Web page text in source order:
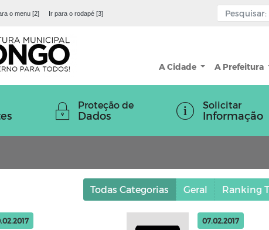
o menu [2] Ir para o rodapé [3]
A Cidade A Prefeitura
Proteção de
Dados
Solicitar
Informação
Todas Categorias Geral Ranking
07.02.2017